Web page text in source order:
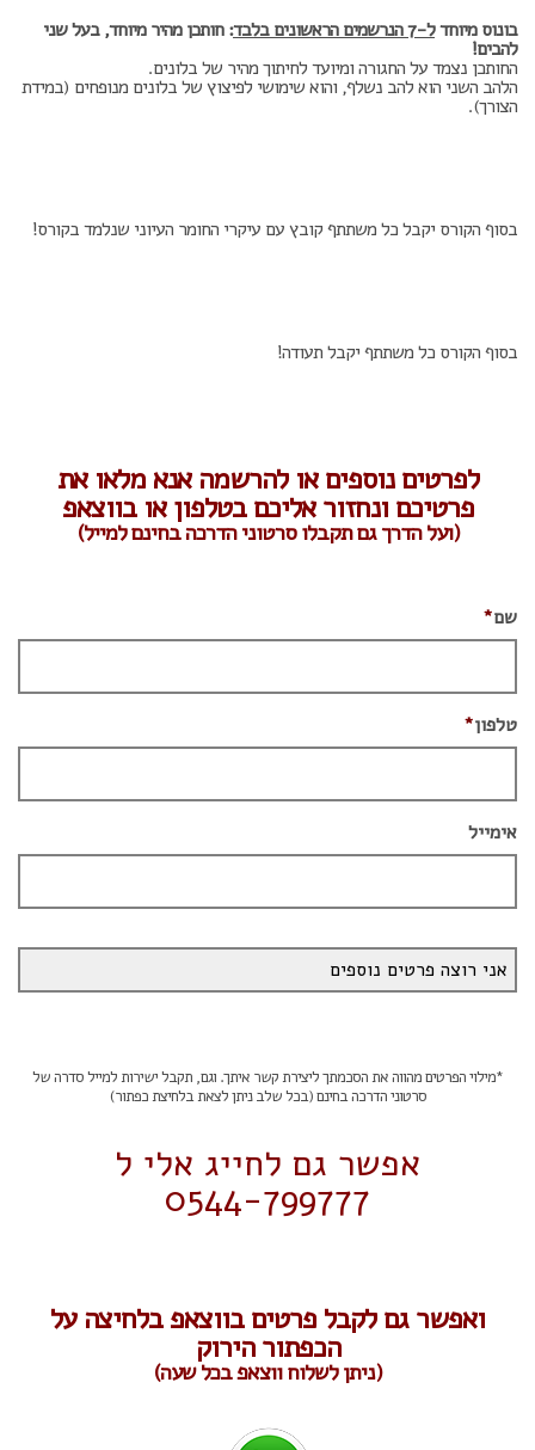
בונוס מיוחדל-7 הנרשמים הראשונים בלבד : חותכן מהיר מיוחד, בעל שני
להבים!
החותכן נצמד על החגורה ומיועד לחיתוך מהיר של בלונים.
הלהב השני הוא להב נשלף, והוא שימושי לפיצוץ של בלונים מנופחים (במידת
הצורך).
בסוף הקורס יקבל כל משתתף קובץ עם עיקרי החומר העיוני שנלמד בקורס!
בסוף הקורס כל משתתף יקבל תעודה!
לפרטים נוספים או להרשמה אנא מלאו את
פרטיכם ונחזור אליכם בטלפון או בווצאפ
(ועל הדרך גם תקבלו סרטוני הדרכה בחינם למייל)
שם*
טלפון*
אימייל
*מילוי הפרטים מהווה את הסכמתך ליצירת קשר איתך. וגם, תקבל ישירות למייל סדרה של
סרטוני הדרכה בחינם (בכל שלב ניתן לצאת בלחיצת כפתור)
אפשר גם לחייג אלי ל
0544-799777
ואפשר גם לקבל פרטים בווצאפ בלחיצה על
הכפתור הירוק
(ניתן לשלוח ווצאפ בכל שעה)